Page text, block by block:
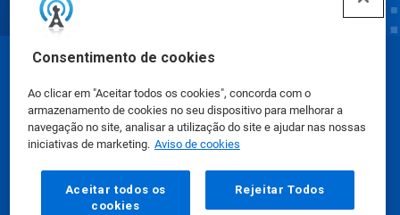
Consentimento de cookies
Ao clicar em "Aceitar todos os cookies", concorda com o
armazenamento de cookies no seu dispositivo para melhorar a
navegação no site, analisar a utilização do site e ajudar nas nossas
iniciativas de marketing. Aviso de cookies
Aceitar todos os
cookies
Rejeitar Todos
Fichas de Informação de Segurança de Produtos
Químicos|Política de Privacidade